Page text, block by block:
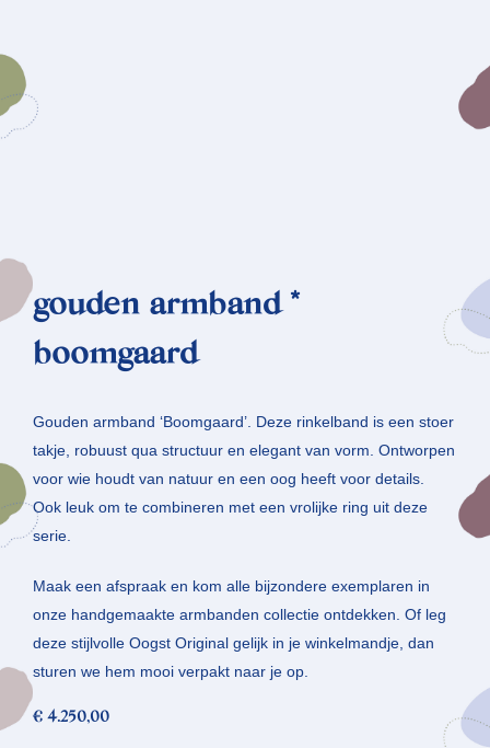
gouden armband *
boomgaard
Gouden armband ‘Boomgaard’. Deze rinkelband is een stoer
takje, robuust qua structuur en elegant van vorm. Ontworpen
voor wie houdt van natuur en een oog heeft voor details.
Ook leuk om te combineren met een vrolijke ring uit deze
serie.
Maak een afspraak en kom alle bijzondere exemplaren in
onze handgemaakte armbanden collectie ontdekken. Of leg
deze stijlvolle Oogst Original gelijk in je winkelmandje, dan
sturen we hem mooi verpakt naar je op.
€ 4.250,00